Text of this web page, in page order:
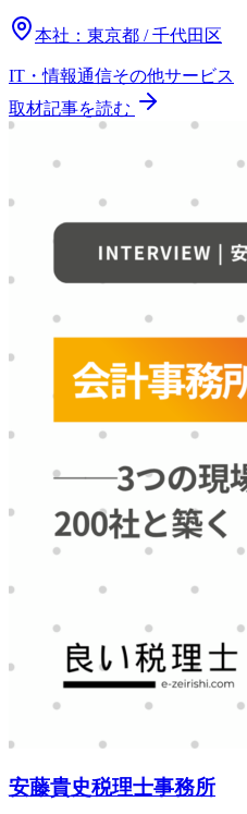
本社： 東京都 / 千代田区
IT・情報通信その他サービス
取材記事を読む
安藤貴史税理士事務所